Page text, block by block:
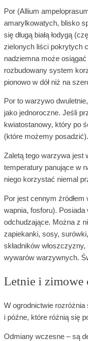
Por (Allium
amarylkowatych, blisko
się długą białą łodygą
zielonych liści pokrytych
nadziemna może
rozbudowany system
pionowo w dół niż na
Por to warzywo
jako jednoroczne. Jeśli
kwiatostanowy, który po
(które możemy posadzić).
Zaletą tego warzywa jest
temperatury panujące w
niego korzystać niemal
Por jest cennym
wapnia, fosforu).
odchudzające. Można z
zapiekanki, sosy,
składników
wywarów warzywnych.
Letnie i zimowe
W ogrodnictwie
i późne, które różnią się
Odmiany wczesne – są